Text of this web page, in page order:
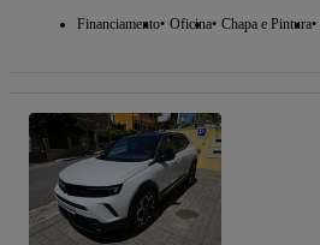
Financiamento Oficina Chapa e Pintura